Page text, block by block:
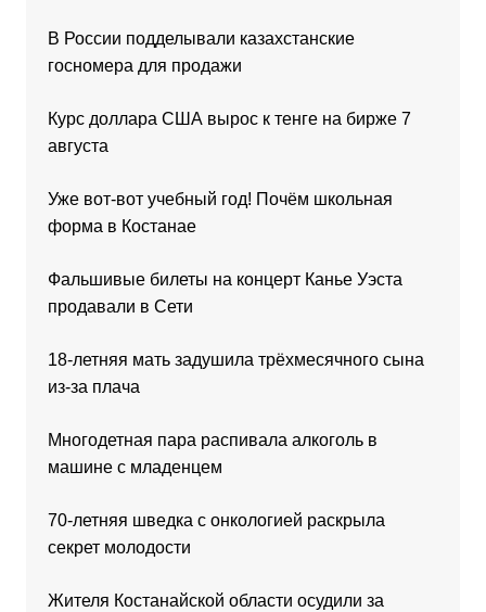
В России подделывали казахстанские
госномера для продажи
Курс доллара США вырос к тенге на бирже 7
августа
Уже вот-вот учебный год! Почём школьная
форма в Костанае
Фальшивые билеты на концерт Канье Уэста
продавали в Сети
18-летняя мать задушила трёхмесячного сына
из-за плача
Многодетная пара распивала алкоголь в
машине с младенцем
70-летняя шведка с онкологией раскрыла
секрет молодости
Жителя Костанайской области осудили за